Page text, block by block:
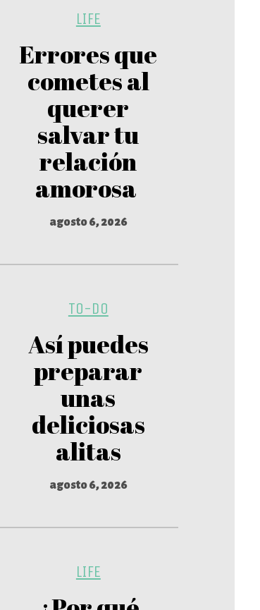
LIFE
Errores que
cometes al
querer
salvar tu
relación
amorosa
agosto 6, 2026
TO-DO
Así puedes
preparar
unas
deliciosas
alitas
agosto 6, 2026
LIFE